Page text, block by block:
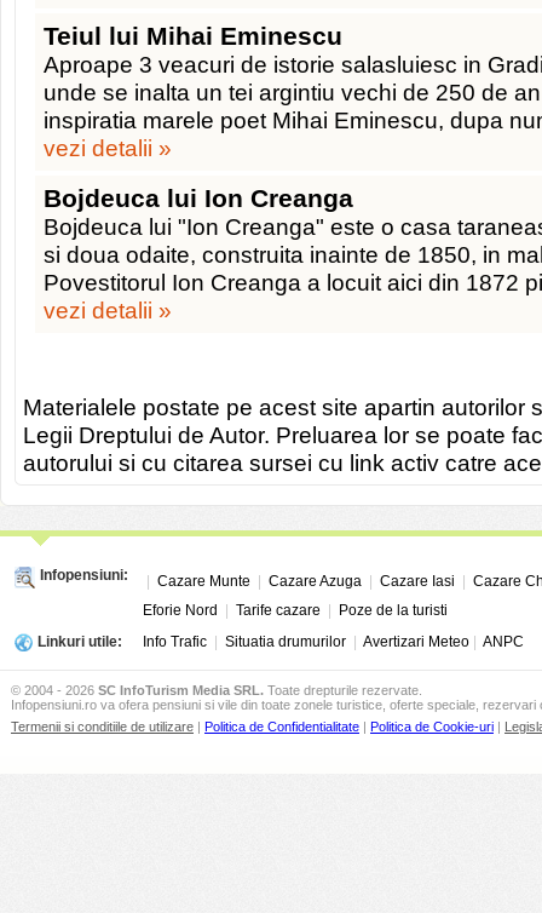
Teiul lui Mihai Eminescu
Aproape 3 veacuri de istorie salasluiesc in
unde se inalta un tei argintiu vechi de 250 de
inspiratia marele poet Mihai Eminescu, dupa
vezi detalii »
Bojdeuca lui Ion Creanga
Bojdeuca lui "Ion Creanga" este o casa
si doua odaite, construita inainte de 1850, in
Povestitorul Ion Creanga a locuit aici din 1872
vezi detalii »
Materialele postate pe acest site apartin autorilor
Legii Dreptului de Autor. Preluarea lor se poate
autorului si cu citarea sursei cu link activ catre
Infopensiuni: Cazare Munte Cazare Azuga Cazare Iasi
Cazare
Eforie Nord
Tarife cazare
Poze de la turisti
Linkuri utile:
Info Trafic Situatia drumurilor Avertizari Meteo ANPC
© 2004 - 2026 SC InfoTurism Media SRL. Toate drepturile rezervate.
Infopensiuni.ro va ofera pensiuni si vile din toate zonele turistice, oferte speciale, rezervari
Termenii si conditiile de utilizare | Politica de Confidentialitate | Politica de Cookie-uri |